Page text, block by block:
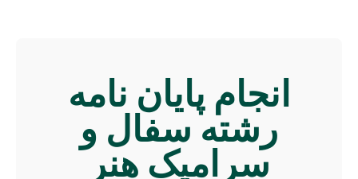
انجام پایان نامه
رشته سفال و
سرامیک هنر